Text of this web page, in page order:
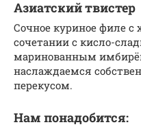
Азиатский твистер
Сочное куриное филе с
сочетании с кисло-
маринованным
наслаждаемся
перекусом.
Нам понадобится: